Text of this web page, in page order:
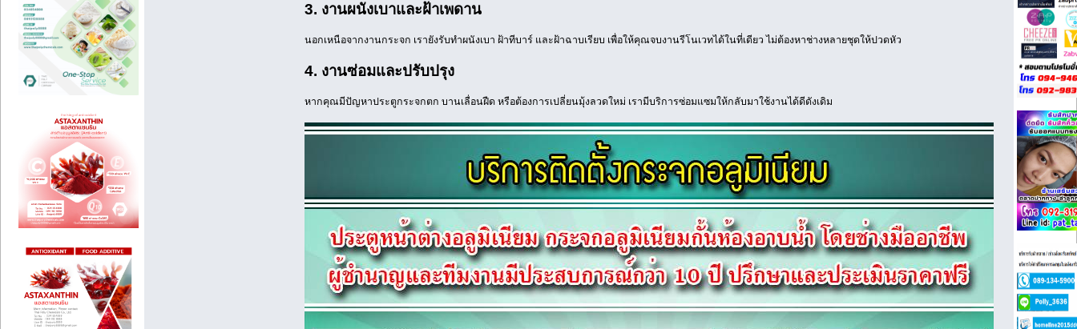
3. งานผนังเบาและฝ้าเพดาน
นอกเหนือจากงานกระจก เรายังรับทำผนังเบา ฝ้าทีบาร์ และฝ้าฉาบเรียบ เพื่อให้คุณจบงานรีโนเวทได้ในที่เดียว ไม่ต้องหาช่างหลายชุดให้ปวดหัว
4. งานซ่อมและปรับปรุง
หากคุณมีปัญหาประตูกระจกตก บานเลื่อนฝืด หรือต้องการเปลี่ยนมุ้งลวดใหม่ เรามีบริการซ่อมแซมให้กลับมาใช้งานได้ดีดังเดิม